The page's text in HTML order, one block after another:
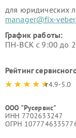
для юридических
manager@fix-
График работы:
ПН-ВСК с 9:00 до
Рейтинг
4.9-5.0
ООО "Русервис"
ИНН 7702633247
ОГРН